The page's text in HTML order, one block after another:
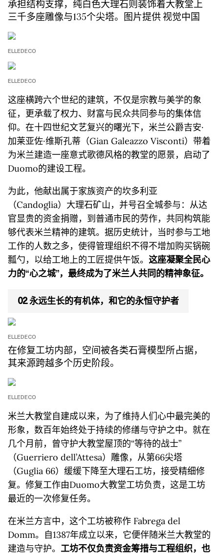
承担结构支撑，纯白色大理石则装饰着大教堂上
三千多座雕像与135个尖塔。图片提供 视觉中国
ELLEDECO
ELLEDECO
这座横跨六个世纪的建筑，不仅是宗教与美学的象
征，更承载了权力、财富与民众共同参与的集体信
仰。在十四世纪文艺复兴的曙光下，米兰公爵吉安·
加莱亚佐·维斯孔蒂（Gian Galeazzo Visconti）带着
为米兰建造一座意式歌德风格的教堂的愿景，启动了
Duomo的建设工程。
为此，他献出属于家族资产的坎多利亚
（Candoglia）大理石矿山，并号召全城参与：从达
官显贵的资金捐赠，到普通市民的劳作，共同构筑能
够代表米兰精神的建筑。据历史统计，当时参与工地
工作的人数之多，使得管理组织不得不增加购买锅碗
瓢勺，以给工地上的工匠提供午饭。 这座凝聚全民心
力的“心之城”，最终成为了米兰人共同的精神象征。
02 永远生长的有机体，和它的永恒守护者
ELLEDECO
在修复工坊内部，空间被各类石膏模型所占据，
其来源跨越多个历史阶段。
ELLEDECO
米兰大教堂自建成以来，为了维持人们心中最完美的
形象，数百年始终处于持续的修缮与守护之中。就在
几个月前，曾守护大教堂屋顶的“等待的战士”
（Guerriero dell’Attesa）雕像，从第66尖塔
（Guglia 66）缓缓下降至大理石工坊，接受精细修
复。修复工作由Duomo大教堂工坊负责，这是工坊
最近的一次修复任务。
在米兰方言中，这个工坊被称作 Fabrega del
Domm。自1387年成立以来，它便伴随米兰大教堂的
建造与守护。 工坊不仅负责资金筹措与工程组织，也